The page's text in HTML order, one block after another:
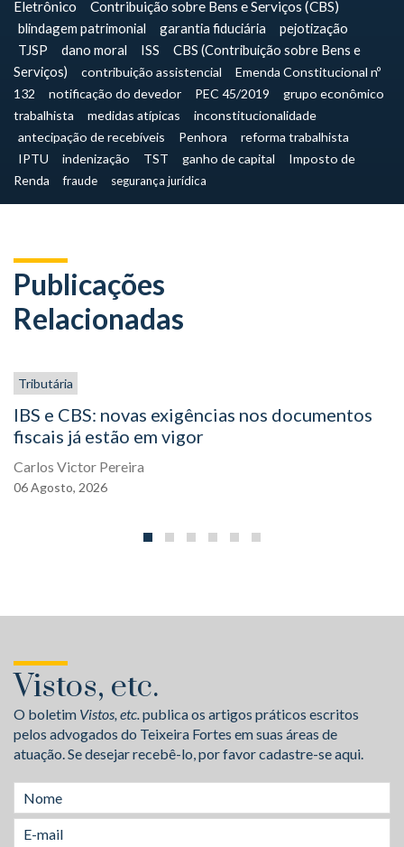
Eletrônico
Contribuição sobre Bens e Serviços (CBS)
blindagem patrimonial
garantia fiduciária
pejotização
TJSP
dano moral ISS
CBS (Contribuição sobre Bens e
Serviços)
contribuição assistencial
Emenda Constitucional nº
132
notificação do devedor PEC 45/2019
grupo econômico
trabalhista
medidas atípicas
inconstitucionalidade
antecipação de recebíveis
Penhora
reforma trabalhista
IPTU
indenização TST ganho de capital
Imposto de
Renda
fraude segurança jurídica
Publicações
Relacionadas
Tributária
IBS e CBS: novas exigências nos documentos
fiscais já estão em vigor
Carlos Victor Pereira
06Agosto, 2026
Vistos, etc.
O boletim Vistos, etc.publica os artigos práticos escritos
pelos advogados do Teixeira Fortes em suas áreas de
atuação. Se desejar recebê-lo, por favor cadastre-se aqui.